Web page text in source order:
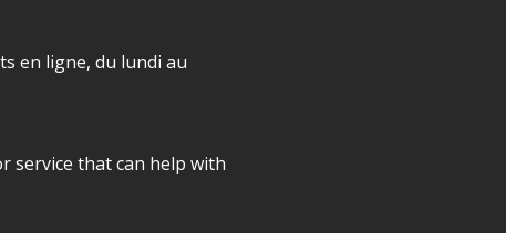
en ligne, du lundi au
service that can help with